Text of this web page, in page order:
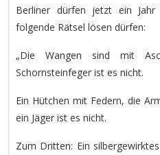
Berliner dürfen jetzt ein
folgende Rätsel lösen dürfen:
„Die Wangen sind mit
Schornsteinfeger ist es nicht.
Ein Hütchen mit Federn, die
ein Jäger ist es nicht.
Zum Dritten: Ein